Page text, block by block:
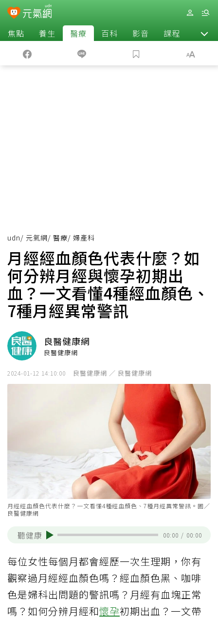
焦點 養生 醫療 百科 影音 課程 退休
udn/ 元氣網/ 醫療/ 婦產科
月經經血顏色代表什麼？如
何分辨月經與懷孕初期出
血？一文看懂4種經血顏色、
7種月經異常警訊
良醫健康網
良醫健康網
2024-01-12 14:10:00 良醫健康網 ／ 良醫健康網
月經經血顏色代表什麼？一文看懂4種經血顏色、7種月經異常警訊。圖／
良醫健康網
聽健康 00:00 / 00:00
每位女性每個月都會經歷一次生理期，你有
觀察過月經經血顏色嗎？經血顏色黑、咖啡
色是婦科出問題的警訊嗎？月經有血塊正常
嗎？如何分辨月經和懷孕初期出血？一文帶